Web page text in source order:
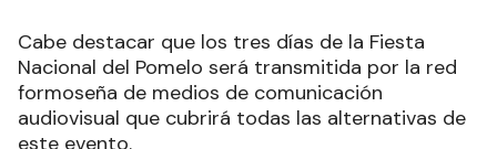
Cabe destacar que los tres días de la Fiesta
Nacional del Pomelo será transmitida por la red
formoseña de medios de comunicación
audiovisual que cubrirá todas las alternativas de
este evento.